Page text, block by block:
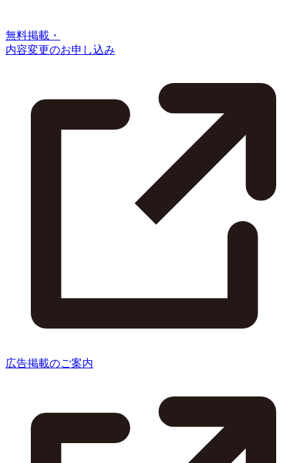
無料掲載・
内容変更のお申し込み
広告掲載のご案内